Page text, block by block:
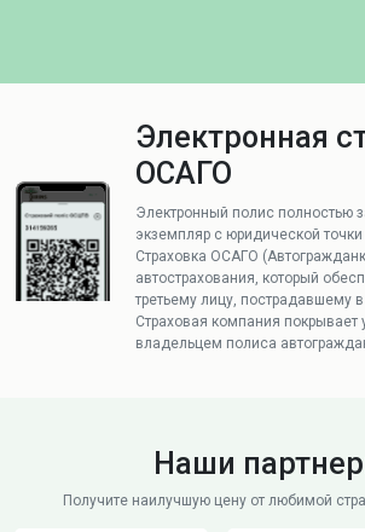
Электронная
ОСАГО
Электронный полис полностью
экземпляр с юридической точки
Страховка ОСАГО
автострахования, который
третьему лицу, пострадавшему
Страховая компания покрывает
владельцем полиса
Наши
Получите наилучшую цену от любимой